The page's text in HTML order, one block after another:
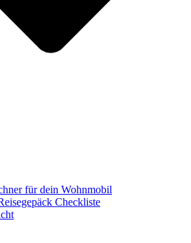
für dein Wohnmobil
Checkliste